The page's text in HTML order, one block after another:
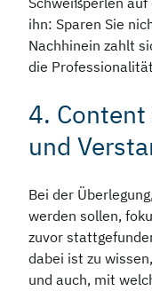
ihn: Sparen Sie
Nachhinein zahlt
die
4. Content
und
Bei der
werden sollen,
zuvor
dabei ist zu
und auch, mit